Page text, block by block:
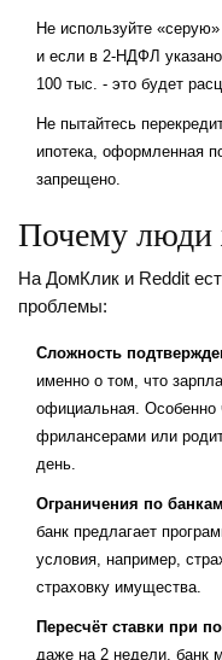
Не используйте
и если в 2-НДФЛ
100 тыс. - это будет
Не пытайтесь
ипотека, оформленная
запрещено.
Почему люди
На ДомКлик и Reddit
проблемы:
Сложность
именно о том, что
официальная. Особенно
фрилансерами или
день.
Ограничения по
банк предлагает
условия, например,
страховку имущества.
Пересчёт ставки при
даже на 2 недели, банк